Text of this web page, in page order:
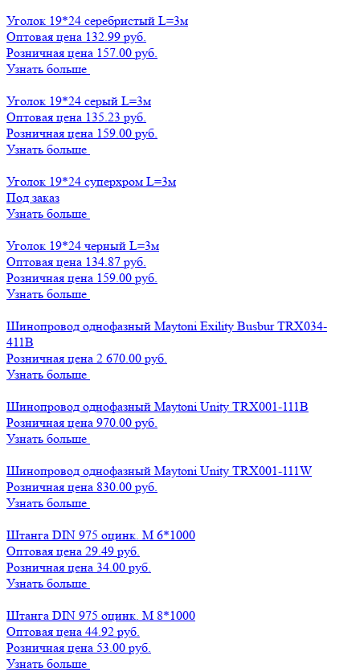
Уголок 19*24 серебристый L=3м
Оптовая цена 132.99 руб.
Розничная цена 157.00 руб.
Узнать больше
Уголок 19*24 серый L=3м
Оптовая цена 135.23 руб.
Розничная цена 159.00 руб.
Узнать больше
Уголок 19*24 суперхром L=3м
Под заказ
Узнать больше
Уголок 19*24 черный L=3м
Оптовая цена 134.87 руб.
Розничная цена 159.00 руб.
Узнать больше
Шинопровод однофазный Maytoni Exility Busbur TRX034-
411B
Розничная цена 2 670.00 руб.
Узнать больше
Шинопровод однофазный Maytoni Unity TRX001-111B
Розничная цена 970.00 руб.
Узнать больше
Шинопровод однофазный Maytoni Unity TRX001-111W
Розничная цена 830.00 руб.
Узнать больше
Штанга DIN 975 оцинк. М 6*1000
Оптовая цена 29.49 руб.
Розничная цена 34.00 руб.
Узнать больше
Штанга DIN 975 оцинк. М 8*1000
Оптовая цена 44.92 руб.
Розничная цена 53.00 руб.
Узнать больше